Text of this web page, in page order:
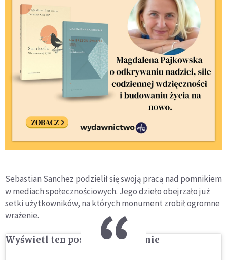
Sebastian Sanchez podzielił się swoją pracą nad pomnikiem
w mediach społecznościowych. Jego dzieło obejrzało już
setki użytkowników, na których monument zrobił ogromne
wrażenie.
Wyświetl ten post na Instagramie